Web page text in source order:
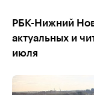
РБК-Нижний
актуальных и
июля